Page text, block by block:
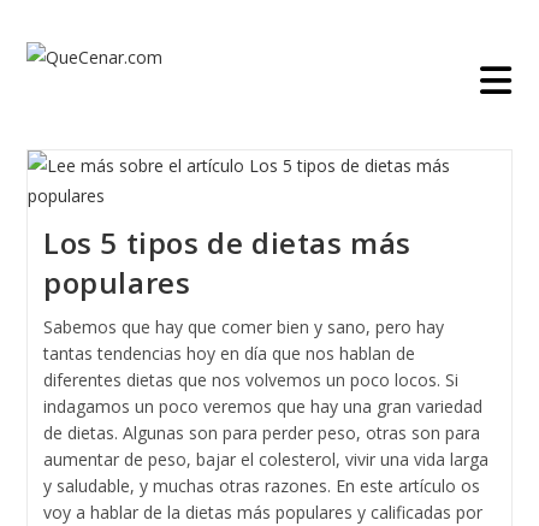
contenido
Los 5 tipos de dietas más
populares
Sabemos que hay que comer bien y sano, pero hay
tantas tendencias hoy en día que nos hablan de
diferentes dietas que nos volvemos un poco locos. Si
indagamos un poco veremos que hay una gran variedad
de dietas. Algunas son para perder peso, otras son para
aumentar de peso, bajar el colesterol, vivir una vida larga
y saludable, y muchas otras razones. En este artículo os
voy a hablar de la dietas más populares y calificadas por